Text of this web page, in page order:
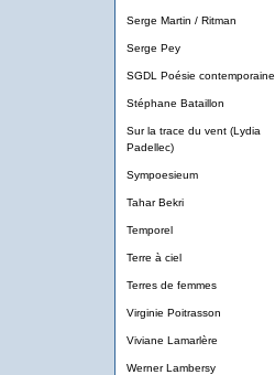
Serge Martin / Ritman
Serge Pey
SGDL Poésie contemporaine
Stéphane Bataillon
Sur la trace du vent (Lydia
Padellec)
Sympoesieum
Tahar Bekri
Temporel
Terre à ciel
Terres de femmes
Virginie Poitrasson
Viviane Lamarlère
Werner Lambersy